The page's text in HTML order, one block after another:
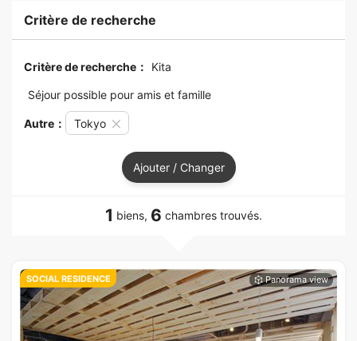
Critère de recherche
Critère de recherche： Kita
Séjour possible pour amis et famille
Autre： Tokyo
Ajouter / Changer
1 biens, 6 chambres trouvés.
SOCIAL RESIDENCE